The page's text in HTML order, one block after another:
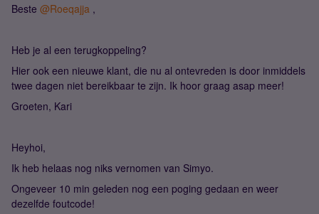
Beste @Roeqajja ,
Heb je al een terugkoppeling?
Hier ook een nieuwe klant, die nu al ontevreden is door inmiddels
twee dagen niet bereikbaar te zijn. Ik hoor graag asap meer!
Groeten, Kari
Heyhoi,
Ik heb helaas nog niks vernomen van Simyo.
Ongeveer 10 min geleden nog een poging gedaan en weer
dezelfde foutcode!